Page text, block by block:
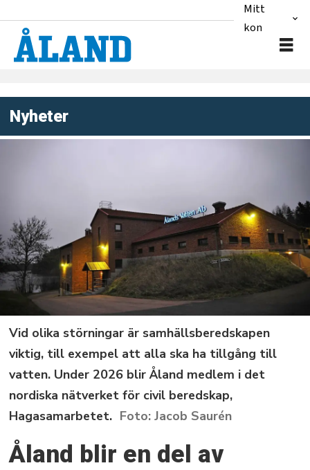
Mitt
konto
Nyheter
Vid olika störningar är samhällsberedskapen
viktig, till exempel att alla ska ha tillgång till
vatten. Under 2026 blir Åland medlem i det
nordiska nätverket för civil beredskap,
Hagasamarbetet.
Jacob Saurén
Åland blir en del av